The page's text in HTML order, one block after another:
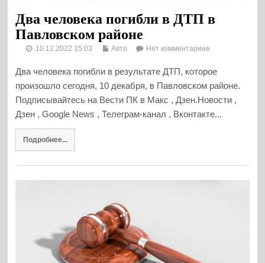
Два человека погибли в ДТП в
Павловском районе
10.12.2022 15:03 Авто Нет комментариев
Два человека погибли в результате ДТП, которое
произошло сегодня, 10 декабря, в Павловском районе.
Подписывайтесь на Вести ПК в Макс , Дзен.Новости ,
Дзен , Google News , Телеграм-канал , Вконтакте...
Подробнее...